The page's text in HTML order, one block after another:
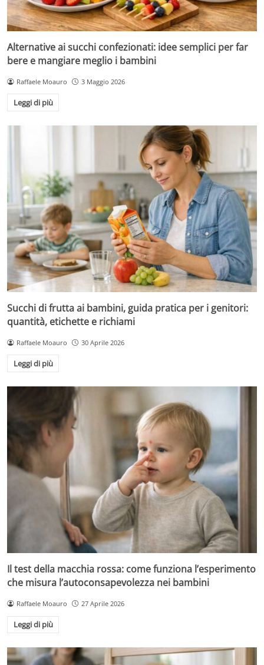
Alternative ai succhi confezionati: idee semplici per far
bere e mangiare meglio i bambini
Raffaele Moauro 3 Maggio 2026
Leggi di più
Succhi di frutta ai bambini, guida pratica per i genitori:
quantità, etichette e richiami
Raffaele Moauro 30 Aprile 2026
Leggi di più
Il test della macchia rossa: come funziona l’esperimento
che misura l’autoconsapevolezza nei bambini
Raffaele Moauro 27 Aprile 2026
Leggi di più